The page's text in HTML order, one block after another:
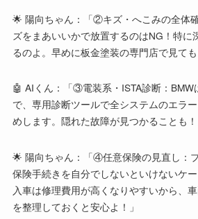
🌟 陽向ちゃん：「②キズ・へこみの全体
ズをまあいいかで放置するのはNG！特に
るのよ。早めに板金塗装の専門店で見ても
🤖 AIくん：「③電装系・ISTA診断：BMW
で、専用診断ツールで全システムのエラ
めします。隠れた故障が見つかることも！
🌟 陽向ちゃん：「④任意保険の見直し：
保険手続きを自分でしないといけないケ
入車は修理費用が高くなりやすいから、
を整理しておくと安心よ！」